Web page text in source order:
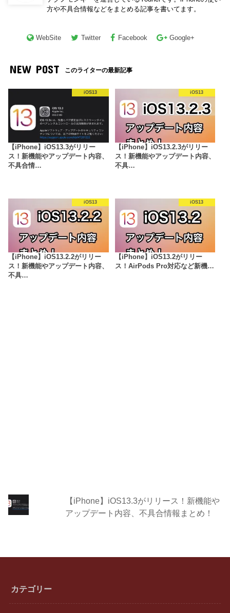
方や不具合情報などをまとめる記事を書いてます。
WebSite Twitter Facebook Google+
NEW POST このライターの最新記事
iOS13
【iPhone】iOS13.3がリリー
ス！新機能やアップデート内容、
不具合情…
iOS13
【iPhone】iOS13.2.3がリリー
ス！新機能やアップデート内容、
不具…
iOS13
【iPhone】iOS13.2.2がリリー
ス！新機能やアップデート内容、
不具…
iOS13
【iPhone】iOS13.2がリリー
ス！AirPods Pro対応など新機…
【iPhone】iOS13.3がリリース！新機能や
アップデート内容、不具合情報まとめ！
カテゴリー